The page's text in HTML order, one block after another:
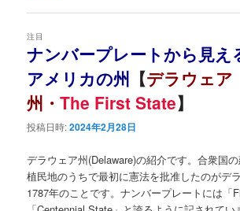
ナンバープレートから見え
アメリカの州 【デラウェア
州・The First State】
注目
投稿日時:2024年2月28日
デラウェア州(Delaware)の紹介です。合衆国
植民地のうちで最初に憲法を批准したのがデ
1787年のことです。ナンバープレートには「